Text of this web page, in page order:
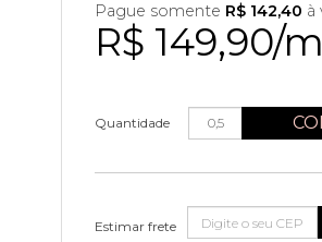
R$ 149,90/m
Pague somente R$ 142,40 à
Quantidade